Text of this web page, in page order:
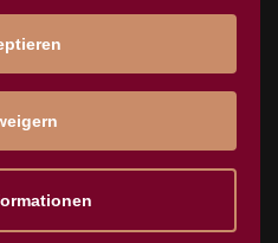
WEBSITE: